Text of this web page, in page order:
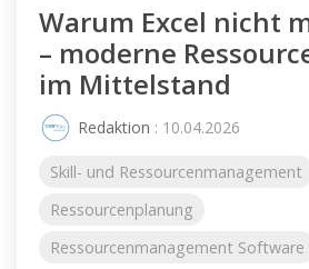
Warum Excel nicht
– moderne
im Mittelstand
Redaktion : 10.04.2026
Skill- und Ressourcenmanagement
Ressourcenplanung
Ressourcenmanagement Software